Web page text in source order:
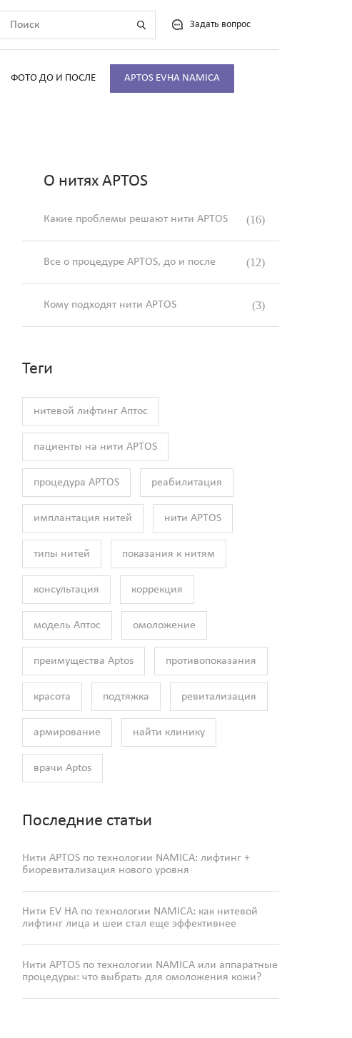
Задать вопрос
ФОТО ДО И ПОСЛЕ APTOS EVHA NAMICA
О нитях APTOS
Какие проблемы решают нити APTOS (16)
Все о процедуре APTOS, до и после (12)
Кому подходят нити APTOS (3)
Теги
нитевой лифтинг Аптос
пациенты на нити APTOS
процедура APTOS реабилитация
имплантация нитей нити APTOS
типы нитей показания к нитям
консультация коррекция
модель Аптос омоложение
преимущества Aptos противопоказания
красота подтяжка ревитализация
армирование найти клинику
врачи Aptos
Последние статьи
Нити APTOS по технологии NAMICA: лифтинг +
биоревитализация нового уровня
Нити EV HA по технологии NAMICA: как нитевой
лифтинг лица и шеи стал еще эффективнее
Нити APTOS по технологии NAMICA или аппаратные
процедуры: что выбрать для омоложения кожи?